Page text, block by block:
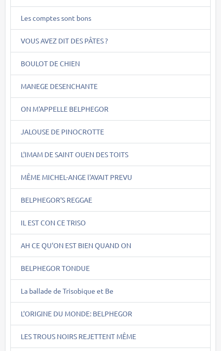
Les comptes sont bons
VOUS AVEZ DIT DES PÂTES ?
BOULOT DE CHIEN
MANEGE DESENCHANTE
ON M'APPELLE BELPHEGOR
JALOUSE DE PINOCROTTE
L'IMAM DE SAINT OUEN DES TOITS
MÊME MICHEL-ANGE l'AVAIT PREVU
BELPHEGOR'S REGGAE
IL EST CON CE TRISO
AH CE QU'ON EST BIEN QUAND ON
BELPHEGOR TONDUE
La ballade de Trisobique et Be
L'ORIGINE DU MONDE: BELPHEGOR
LES TROUS NOIRS REJETTENT MÊME